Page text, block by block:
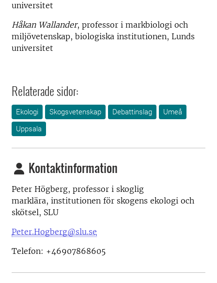
universitet
Håkan Wallander, professor i markbiologi och
miljövetenskap, biologiska institutionen, Lunds
universitet
Relaterade sidor:
Ekologi Skogsvetenskap Debattinslag
Umeå
Uppsala
Kontaktinformation
Peter Högberg, professor i skoglig
marklära, institutionen för skogens ekologi och
skötsel, SLU
Peter.Hogberg@slu.se
Telefon: +46907868605